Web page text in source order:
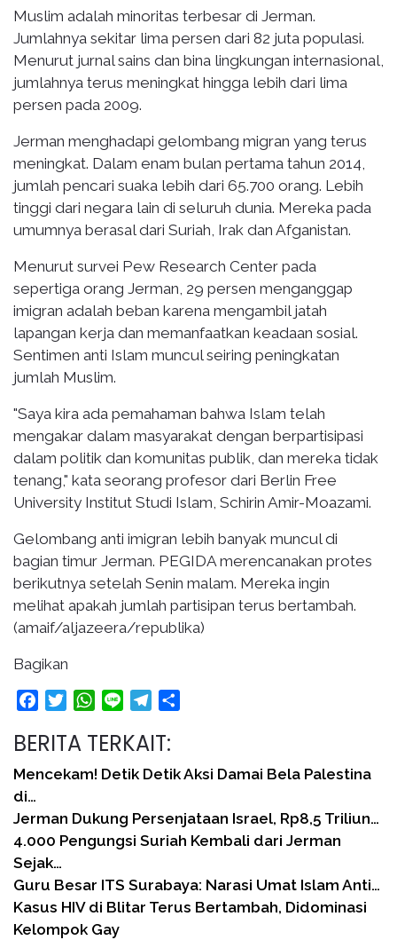
Muslim adalah minoritas terbesar di Jerman.
Jumlahnya sekitar lima persen dari 82 juta populasi.
Menurut jurnal sains dan bina lingkungan internasional,
jumlahnya terus meningkat hingga lebih dari lima
persen pada 2009.
Jerman menghadapi gelombang migran yang terus
meningkat. Dalam enam bulan pertama tahun 2014,
jumlah pencari suaka lebih dari 65.700 orang. Lebih
tinggi dari negara lain di seluruh dunia. Mereka pada
umumnya berasal dari Suriah, Irak dan Afganistan.
Menurut survei Pew Research Center pada
sepertiga orang Jerman, 29 persen menganggap
imigran adalah beban karena mengambil jatah
lapangan kerja dan memanfaatkan keadaan sosial.
Sentimen anti Islam muncul seiring peningkatan
jumlah Muslim.
"Saya kira ada pemahaman bahwa Islam telah
mengakar dalam masyarakat dengan berpartisipasi
dalam politik dan komunitas publik, dan mereka tidak
tenang," kata seorang profesor dari Berlin Free
University Institut Studi Islam, Schirin Amir-Moazami.
Gelombang anti imigran lebih banyak muncul di
bagian timur Jerman. PEGIDA merencanakan protes
berikutnya setelah Senin malam. Mereka ingin
melihat apakah jumlah partisipan terus bertambah.
(amaif/aljazeera/republika)
Bagikan
FacebookTwitterWhatsApp
Line Telegram
BERITA TERKAIT:
Mencekam! Detik Detik Aksi Damai Bela Palestina
di…
Jerman Dukung Persenjataan Israel, Rp8,5 Triliun…
4.000 Pengungsi Suriah Kembali dari Jerman
Sejak…
Guru Besar ITS Surabaya: Narasi Umat Islam Anti…
Kasus HIV di Blitar Terus Bertambah, Didominasi
Kelompok Gay